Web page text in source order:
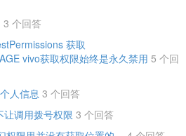
3 个回答
获取
vivo获取权限始终是永久禁用 5 个回
人信息 3 个回答
让调用拨号权限 3 个回答